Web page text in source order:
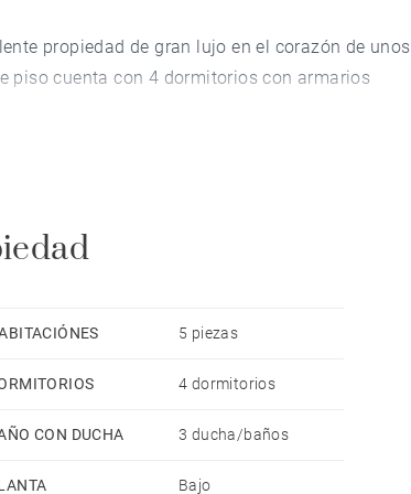
propiedad de gran lujo en el corazón de unos
piso cuenta con 4 dormitorios con armarios
de almacenaje, amplio frigorífico y todas
y todo lo necesario para entrar a vivir. Está
5 piezas
4 dormitorios
CON DUCHA 3 ducha/baños
Bajo